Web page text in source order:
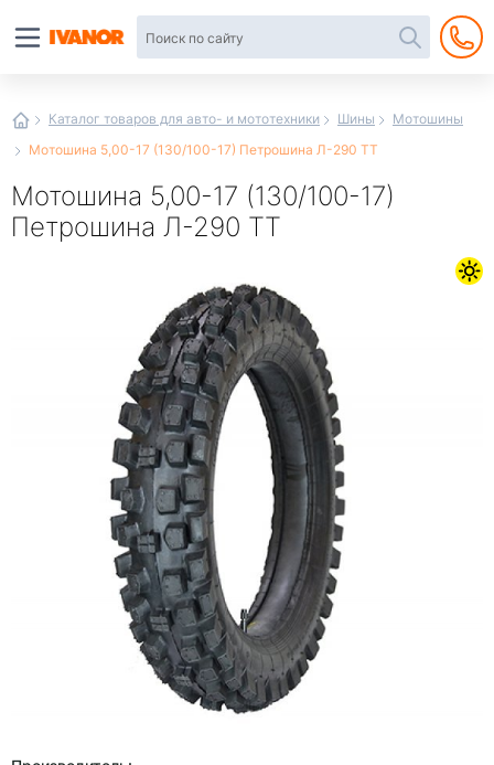
Каталог товаров для авто- и мототехники Шины
Мотошины
Мотошина 5,00-17 (130/100-17) Петрошина Л-290 TT
Мотошина 5,00-17 (130/100-17)
Петрошина Л-290 TT
интернет-